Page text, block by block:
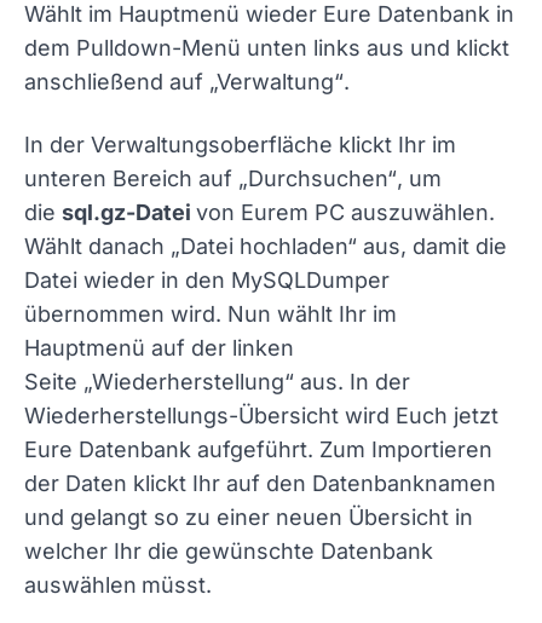
Wählt im Hauptmenü wieder Eure Datenbank in
dem Pulldown-Menü unten links aus und klickt
anschließend auf „Verwaltung“.
In der Verwaltungsoberfläche klickt Ihr im
unteren Bereich auf „Durchsuchen“, um
die sql.gz-Datei von Eurem PC auszuwählen.
Wählt danach „Datei hochladen“ aus, damit die
Datei wieder in den MySQLDumper
übernommen wird. Nun wählt Ihr im
Hauptmenü auf der linken
Seite „Wiederherstellung“ aus. In der
Wiederherstellungs-Übersicht wird Euch jetzt
Eure Datenbank aufgeführt. Zum Importieren
der Daten klickt Ihr auf den Datenbanknamen
und gelangt so zu einer neuen Übersicht in
welcher Ihr die gewünschte Datenbank
auswählen müsst.